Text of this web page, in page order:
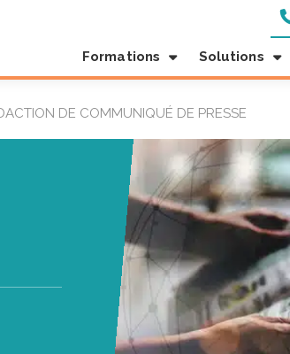
Formations Solutions
DE COMMUNIQUÉ DE PRESSE